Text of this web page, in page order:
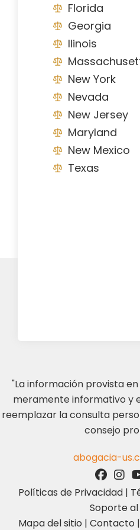
Florida
Georgia
Ilinois
New York
Nevada
New Jersey
Maryland
New Mexico
Texas
"La información provista
meramente informativo y
reemplazar la consulta
consejo
abogacia-
Políticas de Privacidad |
Soporte al
Mapa del sitio | Contacto |